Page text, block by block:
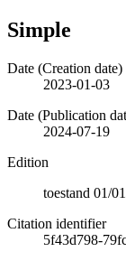
Simple
Date (Creation date)
2023-01-03
Date (Publication
2024-07-19
Edition
toestand 01/
Citation identifier
5f43d798-